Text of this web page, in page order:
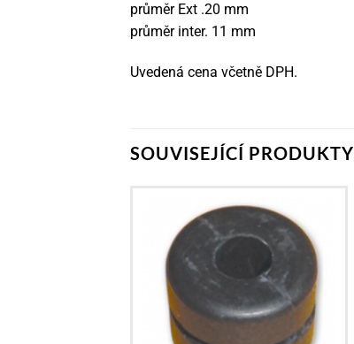
průměr Ext .20 mm
průměr inter. 11 mm
Uvedená cena včetně DPH.
SOUVISEJÍCÍ PRODUKTY